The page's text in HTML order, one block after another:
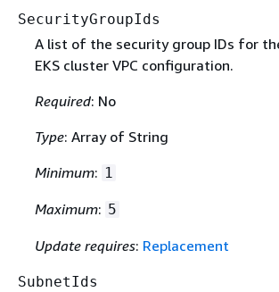
SecurityGroupIds
A list of the security group IDs for
EKS cluster VPC configuration.
Required: No
Type: Array of String
Minimum: 1
Maximum: 5
Update requires: Replacement
SubnetIds